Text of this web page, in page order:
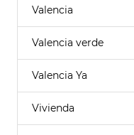
Valencia
Valencia verde
Valencia Ya
Vivienda